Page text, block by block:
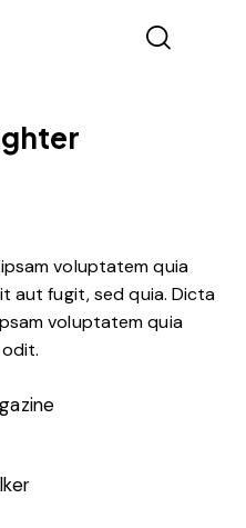
voluptatem quia
aut fugit, sed quia. Dicta
voluptatem quia